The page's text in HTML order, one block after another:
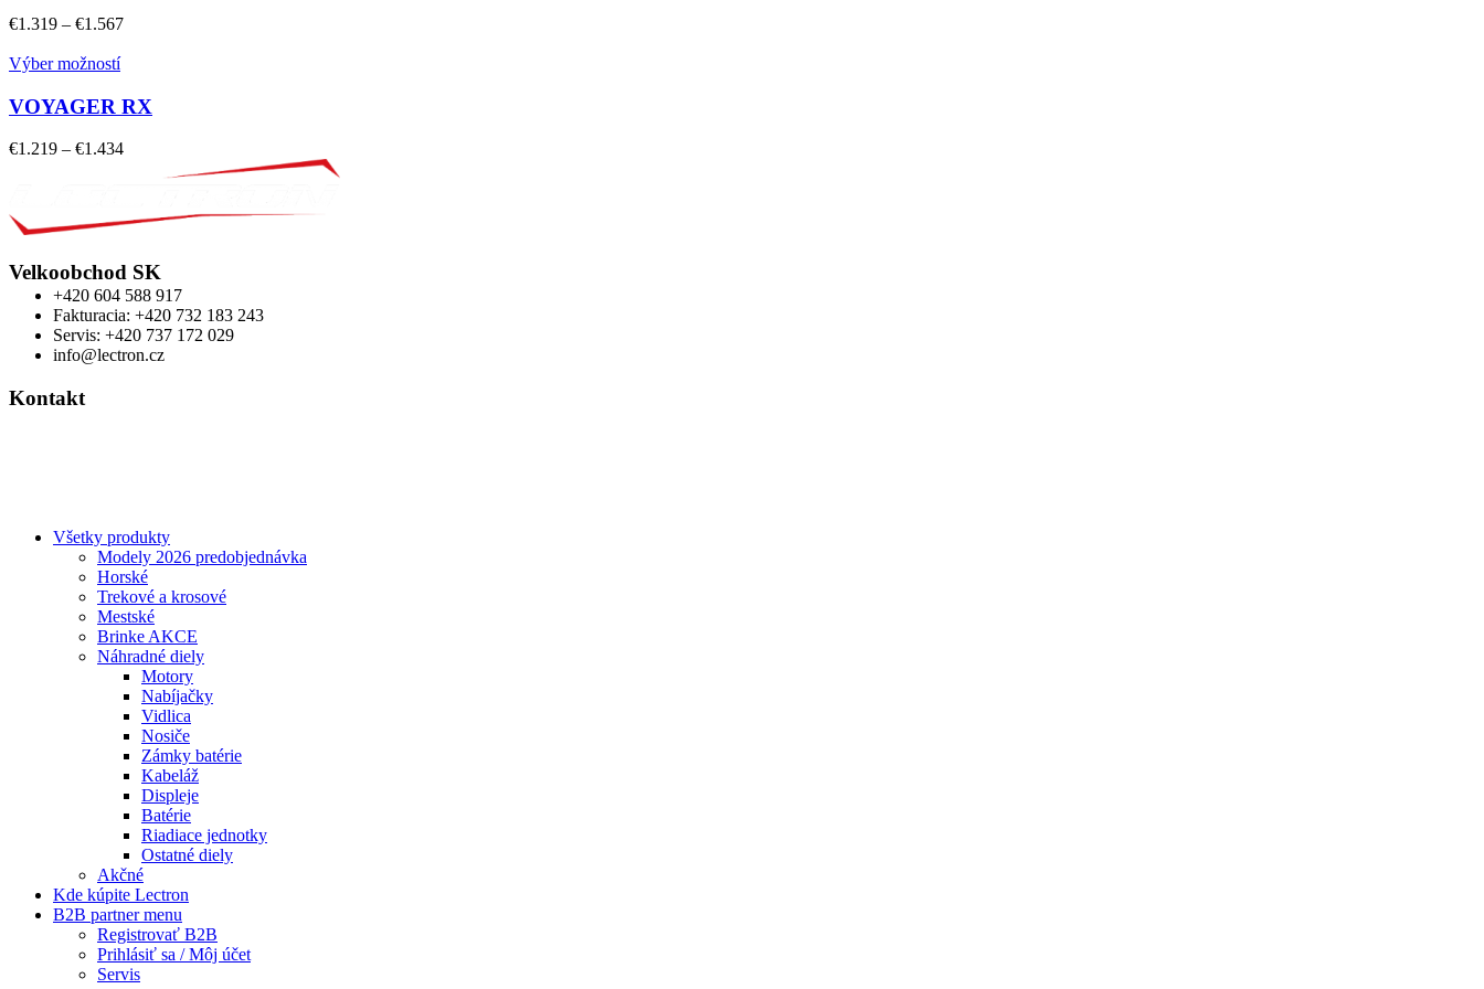
€1.319 – €1.567
Výber možností
VOYAGER RX
€1.219 – €1.434
Velkoobchod SK
+420 604 588 917
Fakturacia: +420 732 183 243
Servis: +420 737 172 029
info@lectron.cz
Kontakt
Všetky produkty
Modely 2026 predobjednávka
Horské
Trekové a krosové
Mestské
Brinke AKCE
Náhradné diely
Motory
Nabíjačky
Vidlica
Nosiče
Zámky batérie
Kabeláž
Displeje
Batérie
Riadiace jednotky
Ostatné diely
Akčné
Kde kúpite Lectron
B2B partner menu
Registrovať B2B
Prihlásiť sa / Môj účet
Servis